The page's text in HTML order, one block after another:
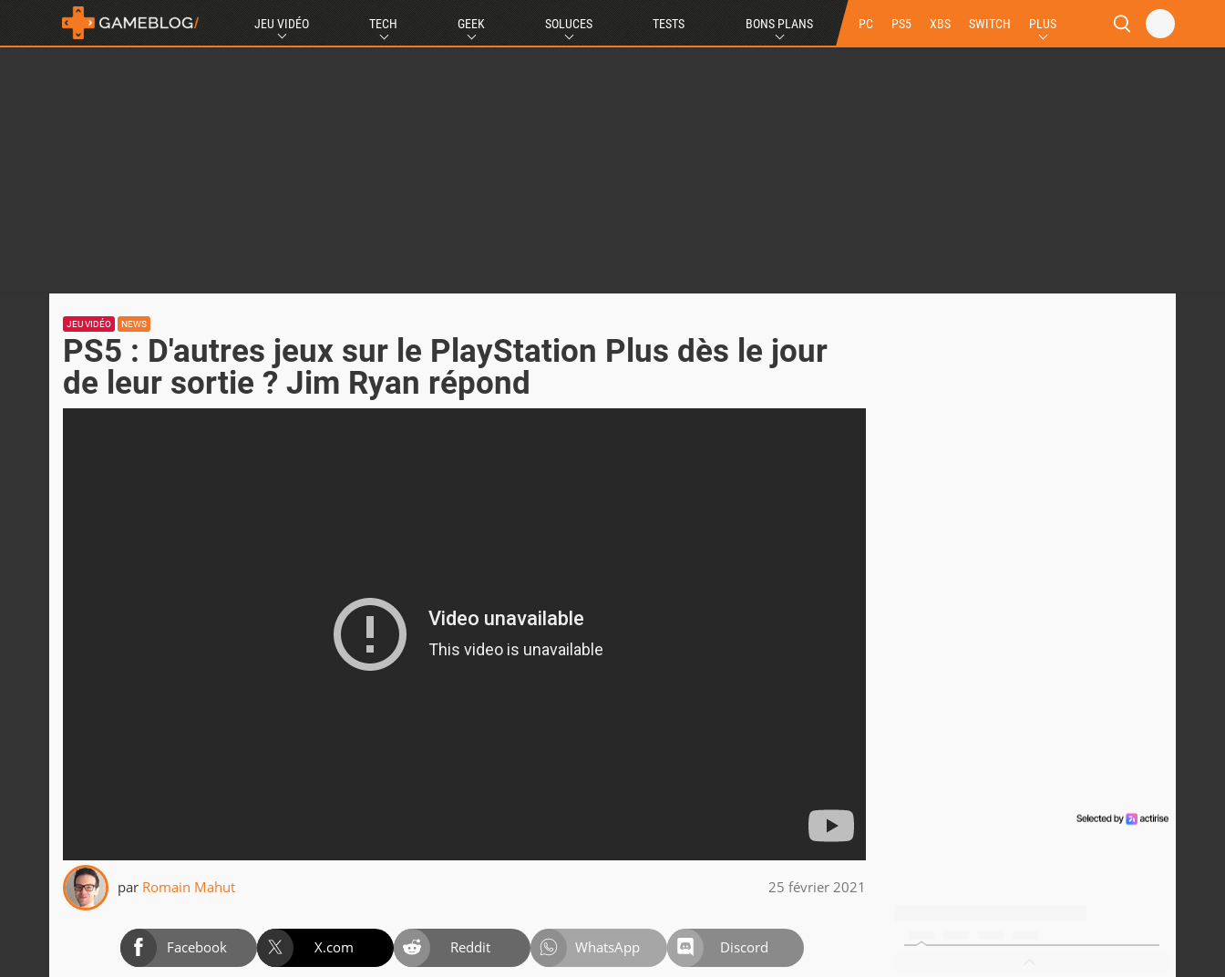
JEU VIDÉO TECH GEEK SOLUCES TESTS BONS PLANS PC PS5 XBS SWITCH PLUS
JEU VIDÉO NEWS
PS5 : D'autres jeux sur le PlayStation Plus dès le jour
de leur sortie ? Jim Ryan répond
par Romain Mahut 25 février 2021
Facebook X.com Reddit WhatsApp Discord